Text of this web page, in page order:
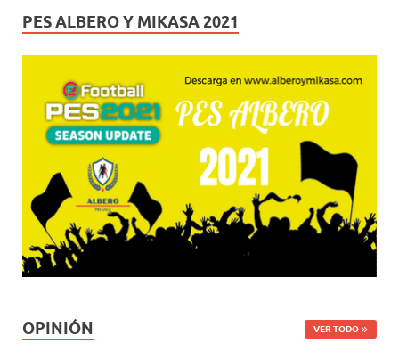
PES ALBERO Y MIKASA 2021
OPINIÓN VER TODO